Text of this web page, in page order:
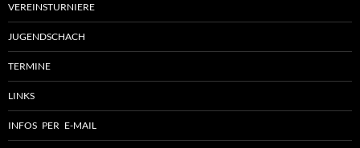
VEREINSTURNIERE
JUGENDSCHACH
TERMINE
LINKS
INFOS PER E-MAIL